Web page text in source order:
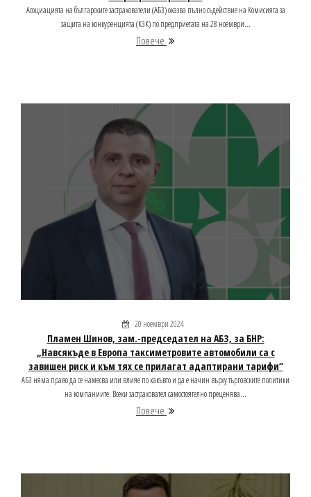
Асоциацията на българските застрахователи (АБЗ) оказва пълно съдействие на Комисията за
защита на конкуренцията (КЗК) по предприетата на 28 ноември...
Повече
20 ноември 2024
Пламен Шинов, зам.-председател на АБЗ, за БНР:
„Навсякъде в Европа таксиметровите автомобили са с
завишен риск и към тях се прилагат адаптирани тарифи“
АБЗ няма право да се намесва или влияе по какъвто и да е начин върху търговските политики
на компаниите. Всеки застраховател самостоятелно преценява...
Повече